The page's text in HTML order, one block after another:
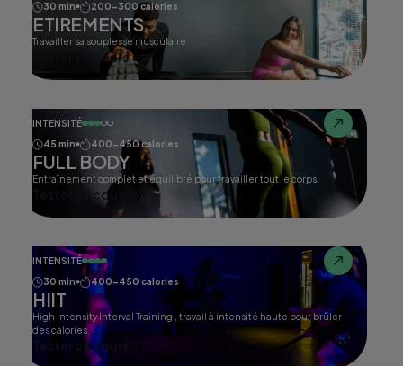
30 min
200-300 calories
ETIREMENTS
Travailler sa souplesse musculaire
Tester ce cours
INTENSITÉ
45 min
400-450 calories
FULL BODY
Entraînement complet et équilibré pour travailler tout le corps.
Tester ce cours
INTENSITÉ
30 min
400-450 calories
HIIT
High Intensity Interval Training , travail à intensité haute pour brûler
des calories.
Tester ce cours